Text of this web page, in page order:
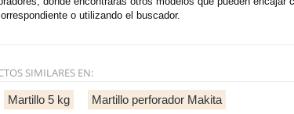
o utilizando el buscador.
SIMILARES EN:
Martillo 5 kg Martillo perforador Makita